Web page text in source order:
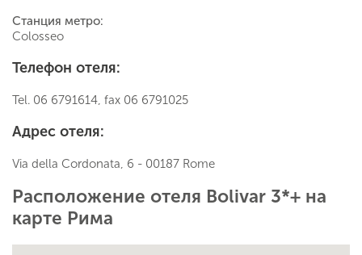
Станция метро:
Colosseo
Телефон отеля:
Tel. 06 6791614, fax 06 6791025
Адрес отеля:
Via della Cordonata, 6 - 00187 Rome
Расположение отеля Bolivar 3*+ на
карте Рима